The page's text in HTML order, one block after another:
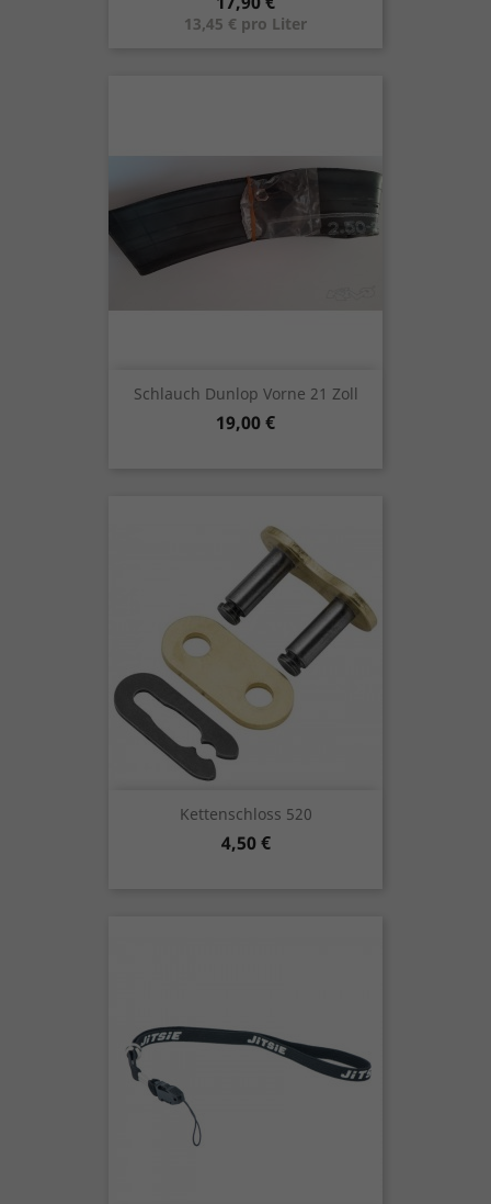
13,45 € pro Liter
Schlauch Dunlop Vorne 21 Zoll
Preis
19,00 €
Kettenschloss 520
Preis
4,50 €